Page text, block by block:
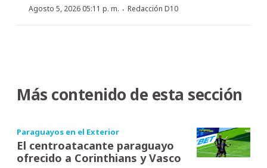
Agosto 5, 2026 05:11 p. m. · Redacción D10
Más contenido de esta sección
Paraguayos en el Exterior
El centroatacante paraguayo
ofrecido a Corinthians y Vasco